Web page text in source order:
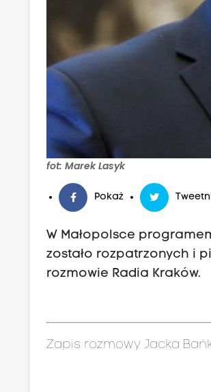
fot: Marek Lasyk
Pokaż
W Małopolsce
zostało rozpatrzonych i
rozmowie Radia Kraków.
Zapis rozmowy Jacka